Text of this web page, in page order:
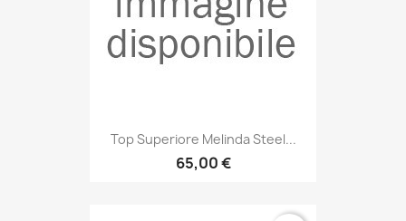
Top Superiore Melinda Steel...
65,00 €